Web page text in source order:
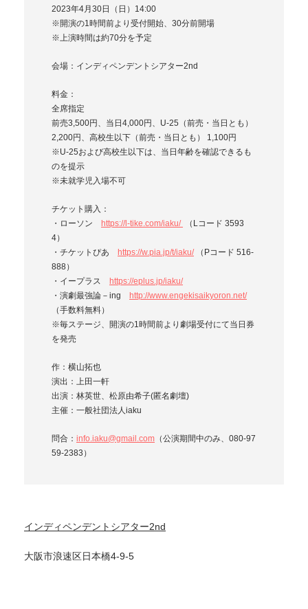
2023年4月30日（日）14:00
※開演の1時間前より受付開始、30分前開場
※上演時間は約70分を予定
会場：インディペンデントシアター2nd
料金：
全席指定
前売3,500円、当日4,000円、U-25（前売・当日とも）
2,200円、高校生以下（前売・当日とも） 1,100円
※U-25および高校生以下は、当日年齢を確認できるも
のを提示
※未就学児入場不可
チケット購入：
・ローソン https://l-tike.com/iaku/ （ Lコード 3593
4）
・チケットぴあ https://w.pia.jp/t/iaku/（ Pコード 516-
888）
・イープラス https://eplus.jp/iaku/
・演劇最強論－ing http://www.engekisaikyoron.net/
（手数料無料）
※毎ステージ、開演の1時間前より劇場受付にて当日券
を発売
作：横山拓也
演出：上田一軒
出演：林英世、松原由希子(匿名劇壇)
主催：一般社団法人iaku
問合： info.iaku@gmail.com （公演期間中のみ、080-97
59-2383）
インディペンデントシアター2nd
大阪市浪速区日本橋4-9-5